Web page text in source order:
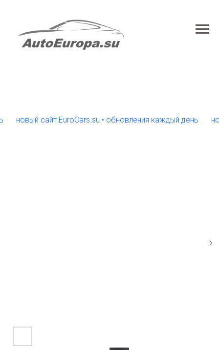
сайт EuroCars.su • обновления каждый день новый